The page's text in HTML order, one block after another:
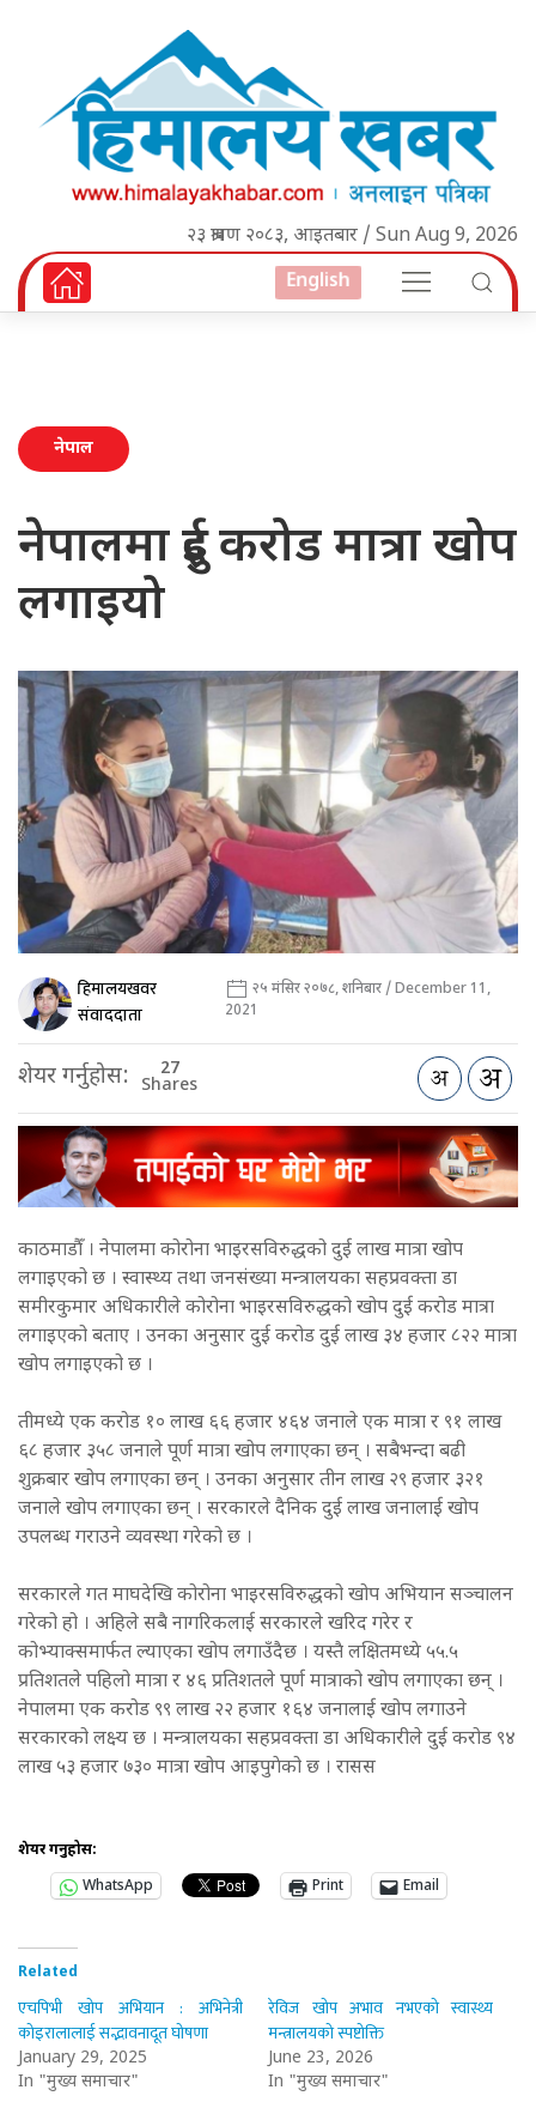
२३ श्रावण २०८३, आइतबार / Sun Aug 9, 2026
English
नेपाल
नेपालमा दुई करोड मात्रा खोप
लगाइयो
हिमालयखवर
संवाददाता
२५ मंसिर २०७८, शनिबार / December 11,
2021
शेयर गर्नुहोस: 27
Shares
काठमाडौँ । नेपालमा कोरोना भाइरसविरुद्धको दुई लाख मात्रा खोप
लगाइएको छ । स्वास्थ्य तथा जनसंख्या मन्त्रालयका सहप्रवक्ता डा
समीरकुमार अधिकारीले कोरोना भाइरसविरुद्धको खोप दुई करोड मात्रा
लगाइएको बताए । उनका अनुसार दुई करोड दुई लाख ३४ हजार ८२२ मात्रा
खोप लगाइएको छ ।
तीमध्ये एक करोड १० लाख ६६ हजार ४६४ जनाले एक मात्रा र ९१ लाख
६८ हजार ३५८ जनाले पूर्ण मात्रा खोप लगाएका छन् । सबैभन्दा बढी
शुक्रबार खोप लगाएका छन् । उनका अनुसार तीन लाख २९ हजार ३२१
जनाले खोप लगाएका छन् । सरकारले दैनिक दुई लाख जनालाई खोप
उपलब्ध गराउने व्यवस्था गरेको छ ।
सरकारले गत माघदेखि कोरोना भाइरसविरुद्धको खोप अभियान सञ्चालन
गरेको हो । अहिले सबै नागरिकलाई सरकारले खरिद गरेर र
कोभ्याक्समार्फत ल्याएका खोप लगाउँदैछ । यस्तै लक्षितमध्ये ५५.५
प्रतिशतले पहिलो मात्रा र ४६ प्रतिशतले पूर्ण मात्राको खोप लगाएका छन् ।
नेपालमा एक करोड ९९ लाख २२ हजार १६४ जनालाई खोप लगाउने
सरकारको लक्ष्य छ । मन्त्रालयका सहप्रवक्ता डा अधिकारीले दुई करोड ९४
लाख ५३ हजार ७३० मात्रा खोप आइपुगेको छ । रासस
शेयर गर्नुहोस:
WhatsApp
Print Email
Related
एचपिभी खोप अभियान : अभिनेत्री
कोइरालालाई सद्भावनादूत घोषणा
January 29, 2025
In "मुख्य समाचार"
रेविज खोप अभाव नभएको स्वास्थ्य
मन्त्रालयको स्पष्टोक्ति
June 23, 2026
In "मुख्य समाचार"